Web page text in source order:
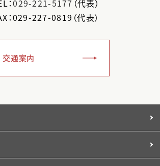
：029-221-5177 （代表）
：029-227-0819（代表）
交通案内